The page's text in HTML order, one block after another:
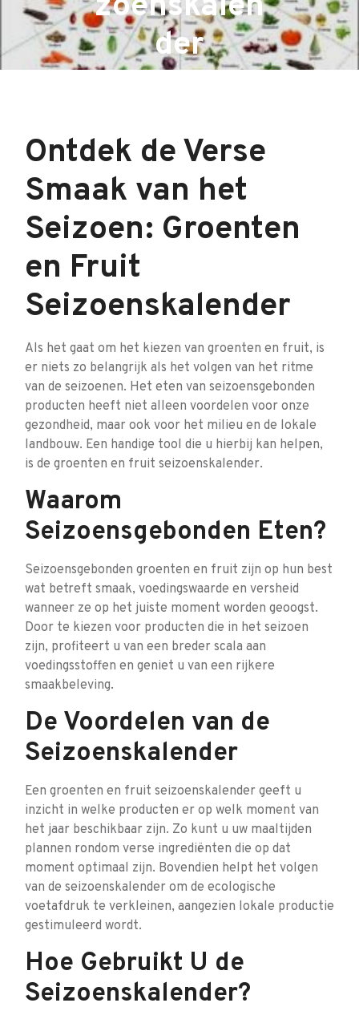
der
Ontdek de Verse
Smaak van het
Seizoen: Groenten
en Fruit
Seizoenskalender
Als het gaat om het kiezen van groenten en fruit, is
er niets zo belangrijk als het volgen van het ritme
van de seizoenen. Het eten van seizoensgebonden
producten heeft niet alleen voordelen voor onze
gezondheid, maar ook voor het milieu en de lokale
landbouw. Een handige tool die u hierbij kan helpen,
is de groenten en fruit seizoenskalender.
Waarom
Seizoensgebonden Eten?
Seizoensgebonden groenten en fruit zijn op hun best
wat betreft smaak, voedingswaarde en versheid
wanneer ze op het juiste moment worden geoogst.
Door te kiezen voor producten die in het seizoen
zijn, profiteert u van een breder scala aan
voedingsstoffen en geniet u van een rijkere
smaakbeleving.
De Voordelen van de
Seizoenskalender
Een groenten en fruit seizoenskalender geeft u
inzicht in welke producten er op welk moment van
het jaar beschikbaar zijn. Zo kunt u uw maaltijden
plannen rondom verse ingrediënten die op dat
moment optimaal zijn. Bovendien helpt het volgen
van de seizoenskalender om de ecologische
voetafdruk te verkleinen, aangezien lokale productie
gestimuleerd wordt.
Hoe Gebruikt U de
Seizoenskalender?